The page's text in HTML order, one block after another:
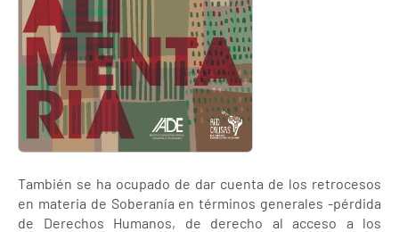
También se ha ocupado de dar cuenta de los retrocesos
en materia de Soberanía en términos generales -pérdida
de Derechos Humanos, de derecho al acceso a los